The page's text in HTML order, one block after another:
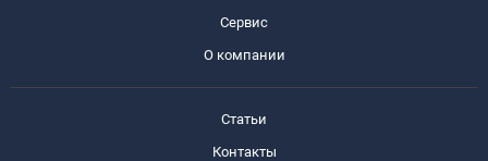
Сервис
О компании
Статьи
Контакты